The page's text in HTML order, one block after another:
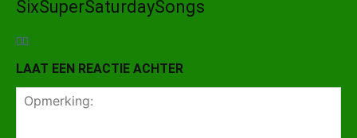
SixSuperSaturdaySongs
LAAT EEN REACTIE ACHTER